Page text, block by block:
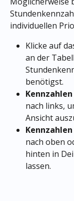
individuellen
Klicke auf
an der
benötigst.
nach links,
Ansicht
nach oben
hinten in
lassen.